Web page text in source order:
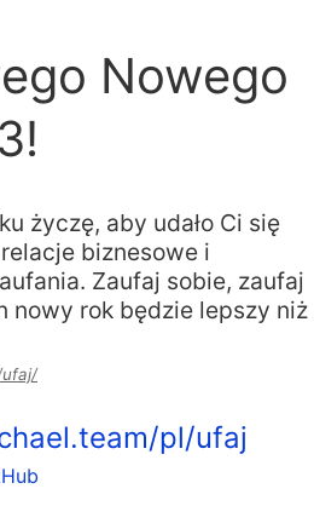
Nowego
życzę, aby udało Ci się
biznesowe i
Zaufaj sobie, zaufaj
nowy rok będzie lepszy niż
pl/ufaj